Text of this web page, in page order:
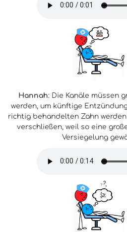
Hannah: Die Kanäle müssen
werden, um künftige
richtig behandelten Zahn
verschließen, weil so eine
Versiegelung